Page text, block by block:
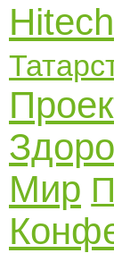
Hitech
Мир